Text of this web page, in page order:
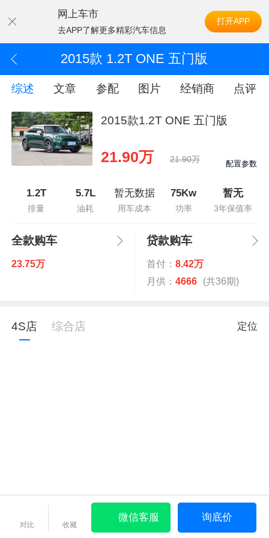
网上车市
去APP了解更多精彩汽车信息
打开APP
2015款 1.2T ONE 五门版
综述 文章 参配 图片 经销商 点评
2015款1.2T ONE 五门版
21.90万 21.90万 配置参数
1.2T
排量
5.7L
油耗
暂无数据
用车成本
75Kw
功率
暂无
3年保值率
全款购车
23.75万
贷款购车
首付： 8.42万
月供： 4666 (共36期)
4S店 综合店 定位
对比 收藏
微信客服 询底价